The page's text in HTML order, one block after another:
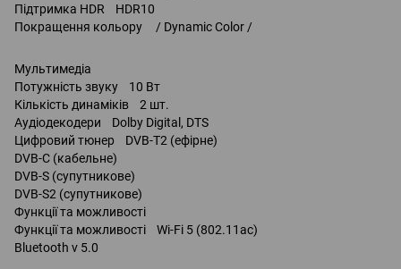
Підтримка HDR HDR10
Покращення кольору / Dynamic Color /
Мультимедіа
Потужність звуку 10 Вт
Кількість динаміків 2 шт.
Аудіодекодери Dolby Digital, DTS
Цифровий тюнер DVB-T2 (ефірне)
DVB-C (кабельне)
DVB-S (супутникове)
DVB-S2 (супутникове)
Функції та можливості
Функції та можливості Wi-Fi 5 (802.11ac)
Bluetooth v 5.0